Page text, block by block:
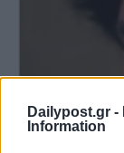
Dailypost.gr -
Information